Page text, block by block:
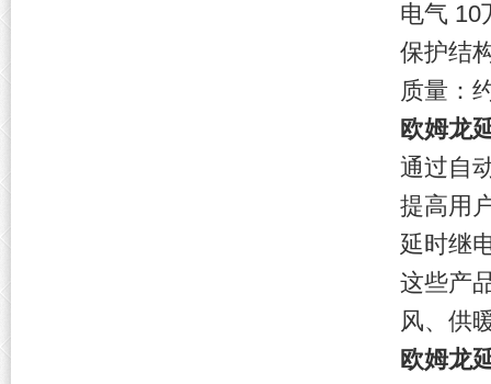
电气 10
保护结
质量：
欧姆龙
通过自
提高用
延时继
这些产
风、供
欧姆龙